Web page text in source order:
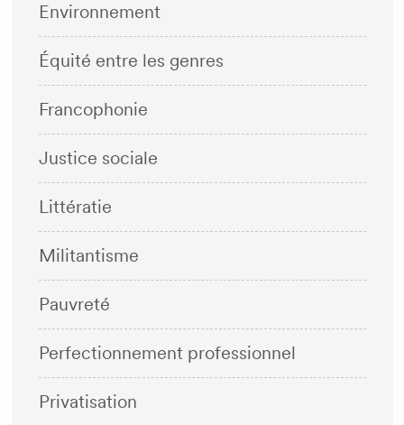
Environnement
Équité entre les genres
Francophonie
Justice sociale
Littératie
Militantisme
Pauvreté
Perfectionnement professionnel
Privatisation